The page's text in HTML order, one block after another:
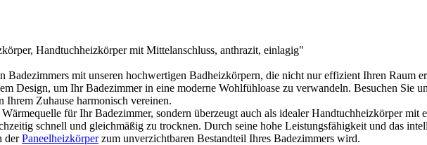
Handtuchheizkörper mit Mittelanschluss, anthrazit, einlagig"
Badezimmers mit unseren hochwertigen Badheizkörpern, die nicht nur effizient Ihren Raum
Design, um Ihr Badezimmer in eine moderne Wohlfühloase zu verwandeln. Besuchen Sie
Zuhause harmonisch vereinen.
für Ihr Badezimmer, sondern überzeugt auch als idealer Handtuchheizkörper
schnell und gleichmäßig zu trocknen. Durch seine hohe Leistungsfähigkeit und das
derPaneelheizkörperzum unverzichtbaren Bestandteil Ihres Badezimmers wird.